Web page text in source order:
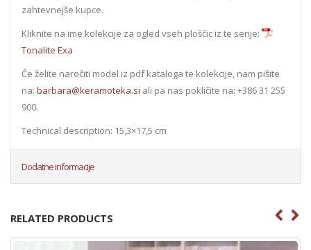
zahtevnejše kupce.
Kliknite na ime kolekcije za ogled vseh ploščic iz te serije:
Tonalite Exa
Če želite naročiti model iz pdf kataloga te kolekcije, nam pišite
na: barbara@keramoteka.si ali pa nas pokličite na: +386 31 255
900.
Technical description: 15,3×17,5 cm
Dodatne informacije
RELATED PRODUCTS